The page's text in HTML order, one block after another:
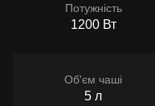
Потужність
1200 Вт
Об'єм чаші
5 л